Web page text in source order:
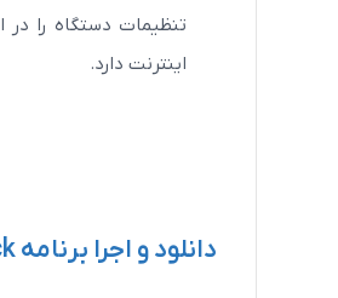
اینترنت دارد.
دانلود و اجرا برنامه PC Health Check